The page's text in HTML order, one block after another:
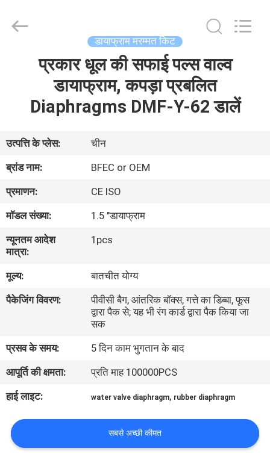
उत्पाद
हमारे
बारे
में
कारखाने
का
गुणवत्ता
हमसे
संपर्क
करें
उद्धरण
डायाफ्राम मरम्मत किट
प्रकार धूल की सफाई पल्स वाल्व
डायाफ्राम, कपड़ा प्रबलित
Diaphragms DMF-Y-62 डालें
उत्पत्ति के प्लेस:
चीन
ब्रांड नाम:
BFEC or OEM
प्रमाणन:
CE ISO
मॉडल संख्या:
1.5 "डायाफ्राम
न्यूनतम आदेश
मात्रा:
1pcs
मूल्य:
बातचीत योग्य
पैकेजिंग विवरण:
पीवीसी बैग, आंतरिक बॉक्स, गत्ते का डिब्बा, फूस
द्वारा पैक से; यह भी रंग कार्ड द्वारा पैक किया जा
सक
प्रसव के समय:
5 दिन काम भुगतान के बाद
आपूर्ति की क्षमता:
प्रति माह 100000PCS
हाई लाइट:
water valve diaphragm, rubber diaphragm
सबसे अच्छी कीमत